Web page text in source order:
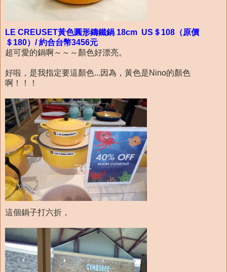
LE CREUSET黃色圓形鑄鐵鍋 18cm US＄108（原價
＄180）/ 約合台幣3456元
超可愛的鍋啊～～～顏色好漂亮。
好啦，是我指定要這顏色...因為，黃色是Nino的顏色
啊！！！
這個鍋子打六折，